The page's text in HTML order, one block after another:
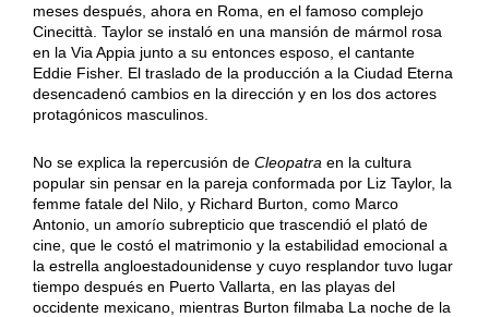
meses después, ahora en Roma, en el famoso complejo
Cinecittà. Taylor se instaló en una mansión de mármol rosa
en la Via Appia junto a su entonces esposo, el cantante
Eddie Fisher. El traslado de la producción a la Ciudad Eterna
desencadenó cambios en la dirección y en los dos actores
protagónicos masculinos.
No se explica la repercusión de Cleopatra en la cultura
popular sin pensar en la pareja conformada por Liz Taylor, la
femme fatale del Nilo, y Richard Burton, como Marco
Antonio, un amorío subrepticio que trascendió el plató de
cine, que le costó el matrimonio y la estabilidad emocional a
la estrella angloestadounidense y cuyo resplandor tuvo lugar
tiempo después en Puerto Vallarta, en las playas del
occidente mexicano, mientras Burton filmaba La noche de la